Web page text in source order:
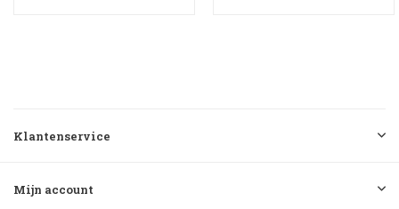
Klantenservice
Mijn account